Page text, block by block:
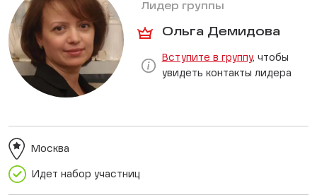
Лидер группы
Ольга Демидова
Вступите в группу, чтобы
увидеть контакты лидера
Идет набор участниц
Москва